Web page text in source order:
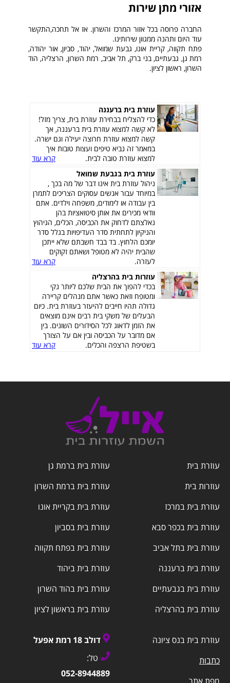
אזורי מתן שירות
החברה פרוסה בכל אזור המרכז והשרון. אז אל תחכה,התקשר
עוד היום ותהנה ממגוון שירותינו.
פתח תקווה, קריית אונו, גבעת שמואל, יהוד, סביון, אור יהודה,
רמת גן, גבעתיים, בני ברק, תל אביב, רמת השרון, הרצליה, הוד
השרון, ראשון לציון.
עוזרת בית ברעננה
כדי להצליח בבחירת עוזרת בית, צריך מזל!
לא קשה למצוא עוזרת בית ברעננה, אך
קשה למצוא עוזרת חרוצה יעילה וגם ישרה.
במאמר זה נביא טיפים ועצות טובות איך
למצוא עוזרת טובה לבית.
קרא עוד
עוזרת בית בגבעת שמואל
ניהול עוזרת בית אינו דבר של מה בכך ,
במיוחד עבור אנשים עסוקים הצריכים לתמרן
בין עבודה או לימודים, משפחה וילדים. אתם
וודאי מכירים את אותן סיטואציות בהן
נאלצתם לדחוק את הכביסה, הכלים, הגיהוץ
והניקיון לתחתית סדר העדיפויות בגלל סדר
יומכם הלחוץ. בד בבד חשבתם שלא ייתכן
שהבית יהיה לא מטופל ושאתם זקוקים
לעזרה.
קרא עוד
עוזרות בית בהרצליה
בכדי להפוך את הבית שלכם ליותר נקי
ומטופח וזאת כאשר אתם מנהלים קריירה
גדולה תהיו חייבים להיעזר בעוזרת בית. כיום
הבעלים של משקי בית רבים אינם מוצאים
את הזמן לדאוג לכל הסידורים השונים. בין
אם מדובר על הכביסה ובין אם על הצורך
בשטיפת הרצפה והכלים.
קרא עוד
עוזרת בית
עוזרות בית
עוזרת בית במרכז
עוזרת בית בכפר סבא
עוזרת בית בתל אביב
עוזרת בית ברעננה
עוזרת בית בגבעתיים
עוזרת בית בהרצליה
עוזרת בית ברמת גן
עוזרת בית ברמת השרון
עוזרת בית בקריית אונו
עוזרת בית בסביון
עוזרת בית בפתח תקווה
עוזרת בית ביהוד
עוזרת בית בהוד השרון
עוזרת בית בראשון לציון
עוזרת בית בנס ציונה
כתבות
דולב 18 רמת אפעל
טל:
052-8944889